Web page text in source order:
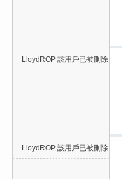
/
茶
LloydROP 該用戶已被刪除
LloydROP 該用戶已被刪除